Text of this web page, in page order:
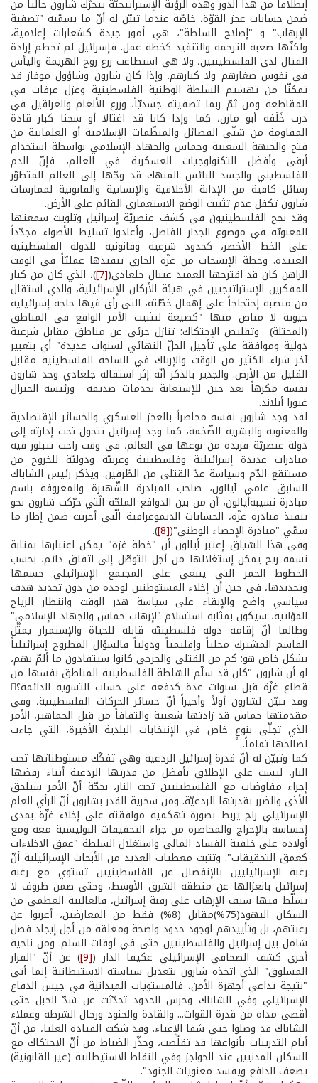
إنطلاقاً من هذا الدور وهذه الرؤية الإستراتيجيّة يتحرّك شارون حالياً من
ضمن حسابات عجز القوّة، خاصّة عندما تبيّن له أنّ ما يسمّيه "تصفية
الإرهاب" و "إصلاح السلطة"، هي أمور جيدة كشعارات إعلامية،
ولكنّها صعبة الترجمة والتنفيذ كخطة عمل. فإسرائيل لم تحطم إرادة
القتال لدى الفلسطينيين، ولا هي استطاعت زرع روح الهزيمة واليأس
في نفوس صغارهم ولا كبارهم. وإذا كان شارون وشاؤول موفاز قد
تمكنّا من تهشيم السلطة الوطنية الفلسطينية وعزل عرفات في
المقاطعة ومن ثمّ ربما تصفيته جسديّاً، وزرع الألغام والعراقيل في
درب خَلَفه أبو مازن، كما وإذا كانا قد اغتالا أو سجنا كبار قادة
المقاومة من شتّى الفصائل والمنظّمات الإسلامية أو العلمانية من
فتح والجبهة الشعبية وحماس والجهاد الإسلامي بواسطة استخدام
أرقى وأفضل التكنولوجيات العسكرية في العالم، فإنّ الدم
الفلسطيني والجسد البائس المنهك قد وجّها إلى العالم المتطوّر
رسائل كافية من الإدانة الأخلاقية والإنسانية والقانونية لممارسات
شارون تكفل عدم تثبيت الوضع الاستعماري القائم على الأرض.
وقد نجح الفلسطينيون في كشف عنصريّة إسرائيل وتلويث سمعتها
المعنويّة في موضوع الجدار الفاصل، وأعادوا تسليط الأضواء مجدّداً
على الخط الأخضر، كحدود شرعية وقانونية للدولة الفلسطينية
العتيدة. وخطة الإنسحاب من غزّة الجاري تنفيذها عمليّاً في الوقت
الراهن كان قد اقترحها العميد عيبال جلعادي([7] )، الذي كان من كبار
المفكرين الإستراتيجيين في هيئة الأركان الإسرائيلية، والذي استقال
من منصبه إحتجاجاً على إهمال خطّته، التي رأى فيها حاجة إسرائيلية
حيوية لا مناص منها "كصيغة لتثبيت الأمر الواقع في المناطق
(المحتلة) وتقليص الإحتكاك: تنازل جزئي عن مناطق مقابل شرعية
دولية وموافقة على تأجيل الحلّ النهائي لسنوات عديدة" أي بتعبير
آخر شراء الكثير من الوقت والإرباك في الساحة الفلسطينية مقابل
القليل من الأرض. والجدير بالذكر أنّه إثر استقالة جلعادي وجد شارون
نفسه مكرهاً بعد حين للإستعانة بخدمات صديقه ورئيسه الجنرال
غيورا أيلاند.
لقد وجد شارون نفسه محاصراً بالعجز العسكري والخسائر الإقتصادية
والمعنوية والبشرية الضّخمة، كما وجد إسرائيل تتحول تحت إدارته إلى
دولة عنصريّة فريدة من نوعها في العالم، في وقت راحت تتبلور فيه
مبادرات عديدة إسرائيلية وفلسطينية وعربيّة ودوليّة للخروج من
مستنقع الدّم وسياسة عدّ القتلى من الطّرفين. ويذكر رئيس الشاباك
السابق عامي آيالون، صاحب المبادرة الشّهيرة والمعروفة باسم
مبادرة نسيبة­أيالون، أن من بين الدوافع الملحّة الّتي حرّكت شارون نحو
تنفيذ مبادرة غزّة، الحسابات الديموغرافية الّتي أجريت ضمن إطار ما
سمّي "مبادرة الإحصاء الوطني"([8]
).
وفي هذا السّياق إعتبر أيالون أن "خطة غزة" يمكن اعتبارها بمثابة
نسمة ريح يمكن إستغلالها من أجل التوصّل إلى اتفاق دائم، بحسب
الخطوط الحمر التي ينبغي على المجتمع الإسرائيلي حسمها
وتحديدها، في حين أن إخلاء المستوطنين لوحده من دون تحديد هدف
سياسي واضح والإبقاء على سياسة هدر الوقت وانتظار الرياح
المؤاتية، سيكون بمثابة استسلام "لإرهاب حماس والجهاد الإسلامي"
وطالما أنّ إقامة دولة فلسطينيّة قابلة للحياة والإستمرار يمثّل
القاسم المشترك محلياً وإقليمياً ودولياً فالسؤال المطروح إسرائيلياً
بشكل خاص هو: كم من القتلى والجرحى كانوا سيتفادون ما ألمّ بهم،
لو أن شارون "كان قد سلّم السّلطة الفلسطينية المناطق نفسها من
قطاع غزّة قبل سنوات عدة كدفعة على حساب التسوية الدائمة؟
وقد تبيّن لشارون أولاً وأخيراً أنّ خسائر الحركات الفلسطينية، وفي
مقدمتها حماس قد زادتها شعبية والتفافاً من قبل الجماهير، الأمر
الذي تجلّى بنوعٍ خاص في الإنتخابات البلدية الأخيرة، التي جاءت
لصالحها تماماً.
كما وتبيّن له أنّ قدرة إسرائيل الردعية وهي تفكّك مستوطناتها تحت
النار، ليست على الإطلاق بأفضل من قدرتها الردعية أثناء رفضها
إجراء مفاوضات مع الفلسطينيين تحت النار، بحجّة أنّ الأمر سيلحق
الأذى والضرر بقدرتها الردعيّة. ومن سخرية القدر بشارون أنّ الرأي العام
الإسرائيلي راح يربط بصورة تهكمية موافقته على إخلاء غزّة بمدى
إحساسه بالإحراج والمحاصرة من جراء التحقيقات البوليسية معه ومع
أولاده على خلفية الفساد المالي واستغلال السلطة "عمق الاخلاءات
كعمق التحقيقات". وتثبت معطيات العديد من الأبحاث الإسرائيلية أنّ
رغبة الإسرائيليين بالإنفصال عن الفلسطينيين تستوي مع رغبة
إسرائيل بانعزالها عن منطقة الشرق الأوسط، وحتى ضمن ظروف لا
يسلّط فيها سيف الإرهاب على رقبة إسرائيل، فالغالبية العظمى من
السكان اليهود(75%)مقابل (8%) فقط من المعارضين، أعربوا عن
رغبتهم، بل وتأييدهم لوجود حدود واضحة ومغلقة من أجل إيجاد فصل
شامل بين إسرائيل والفلسطينيين حتى في أوقات السلم. ومن ناحية
أخرى كشف الصحافي الإسرائيلي عكيفا الدار ([9] ) عن أنّ "القرار
المسلوق" الذي اتخذه شارون بتعديل سياسته الاستيطانية إنما أتى
"نتيجة تداعي أجهزة الأمن، فالمستويات الميدانية في جيش الدفاع
الإسرائيلي وفي الشاباك وحرس الحدود تحدّثت عن شدّ الحبل حتى
أقصى مداه من قدرة القوات... والقادة والجنود ورجال الشرطة وعملاء
الشاباك قد وصلوا حتى شفا الإعياء. وقد شكت القيادة العليا، من أنّ
أيام التدريبات بأنواعها قد تقلّصت، وحذّر الضباط من أنّ الاحتكاك مع
السكان المدنيين عند الحواجز وفي النقاط الاستيطانية (غير القانونية)
يضعف الدافع ويفسد معنويات الجنود".